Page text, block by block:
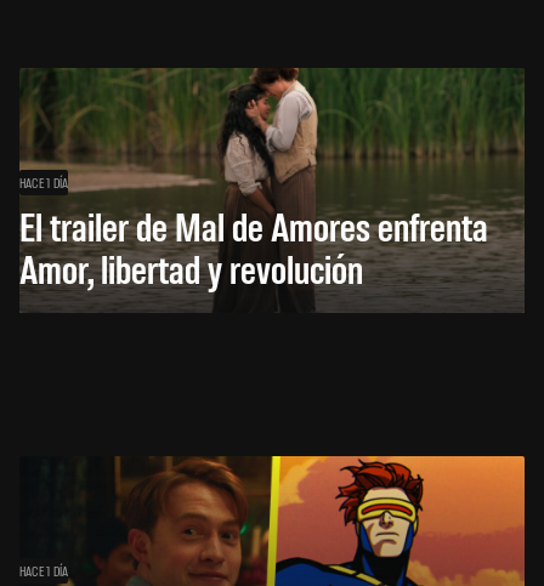
HACE 1 DÍA
El trailer de Mal de Amores enfrenta
Amor, libertad y revolución
HACE 1 DÍA